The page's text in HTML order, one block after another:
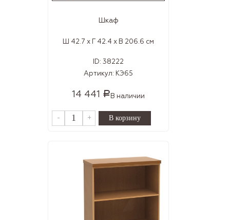
Шкаф
Ш 42.7 x Г 42.4 x В 206.6 см
ID: 38222
Артикул: КЭ65
14 441 Р В наличии
- +